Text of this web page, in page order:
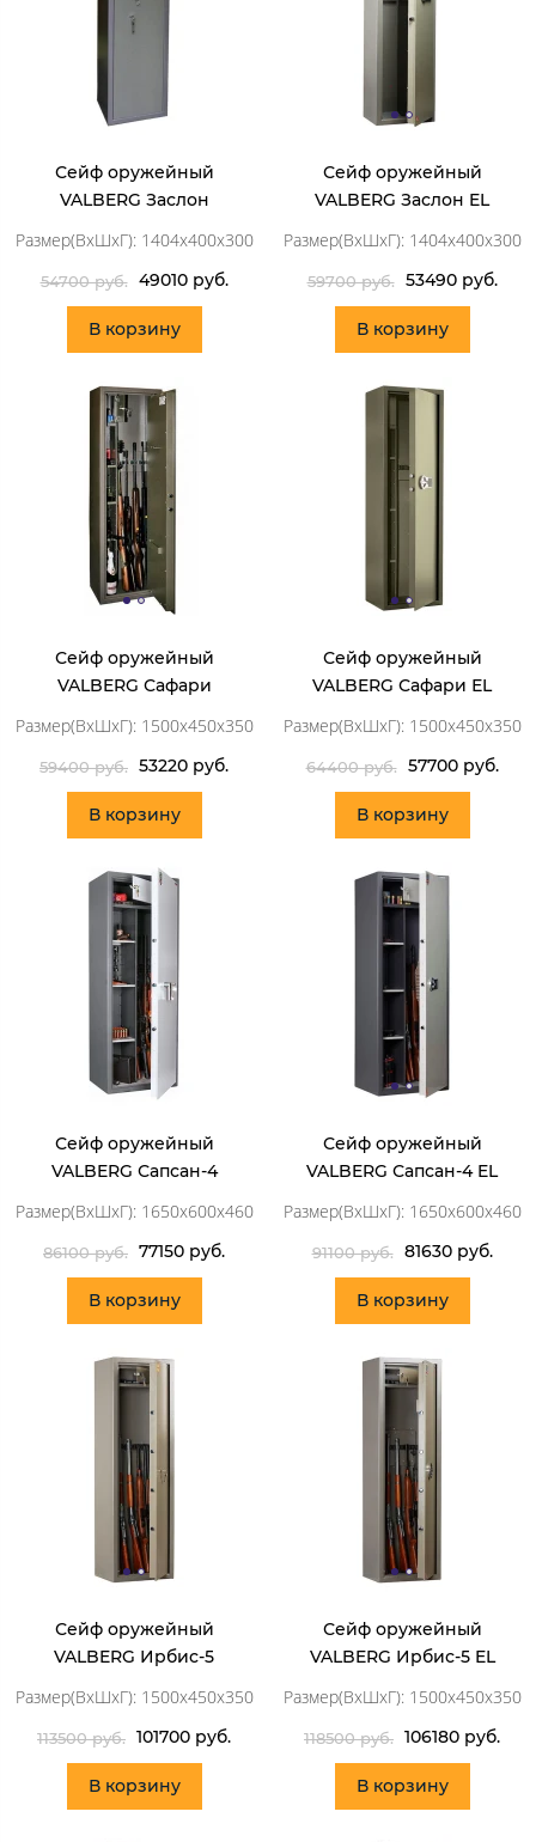
Сейф оружейный
VALBERG Заслон
Размер(ВхШхГ): 1404x400x300
54700 руб. 49010 руб.
В корзину
Сейф оружейный
VALBERG Заслон EL
Размер(ВхШхГ): 1404x400x300
59700 руб. 53490 руб.
В корзину
Сейф оружейный
VALBERG Сафари
Размер(ВхШхГ): 1500x450x350
59400 руб. 53220 руб.
В корзину
Сейф оружейный
VALBERG Сафари ЕL
Размер(ВхШхГ): 1500x450x350
64400 руб. 57700 руб.
В корзину
Сейф оружейный
VALBERG Сапсан-4
Размер(ВхШхГ): 1650x600x460
86100 руб. 77150 руб.
В корзину
Сейф оружейный
VALBERG Сапсан-4 EL
Размер(ВхШхГ): 1650x600x460
91100 руб. 81630 руб.
В корзину
Сейф оружейный
VALBERG Ирбис-5
Размер(ВхШхГ): 1500х450х350
113500 руб. 101700 руб.
В корзину
Сейф оружейный
VALBERG Ирбис-5 EL
Размер(ВхШхГ): 1500х450х350
118500 руб. 106180 руб.
В корзину